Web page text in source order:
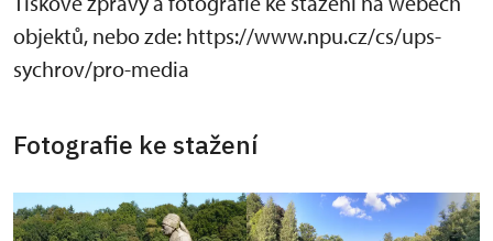
objektů, nebo zde: https://www.npu.cz/cs/ups-
sychrov/pro-media
Fotografie ke stažení